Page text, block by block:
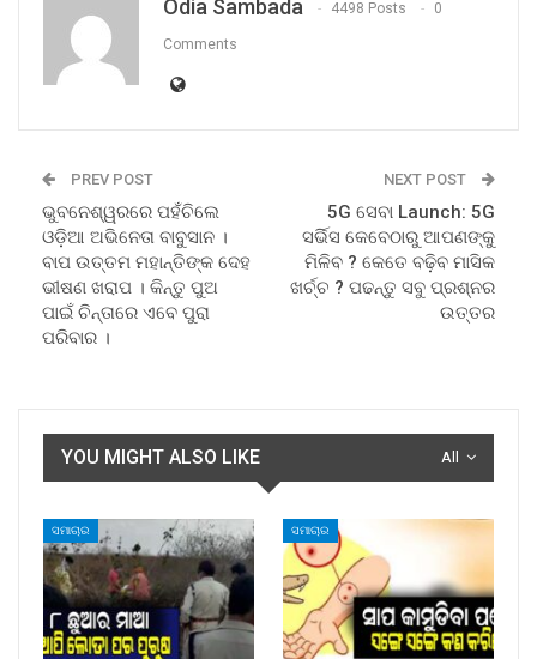
Odia Sambada 4498 Posts 0
Comments
PREV POST
ଭୁବନେଶ୍ୱରରେ ପହଁଚିଲେ
ଓଡ଼ିଆ ଅଭିନେତା ବାବୁସାନ ।
ବାପ ଉତ୍ତମ ମହାନ୍ତିଙ୍କ ଦେହ
ଭୀଷଣ ଖରାପ । କିନ୍ତୁ ପୁଅ
ପାଇଁ ଚିନ୍ତାରେ ଏବେ ପୁରା
ପରିବାର ।
NEXT POST
5G ସେବା Launch: 5G
ସର୍ଭିସ କେବେଠାରୁ ଆପଣଙ୍କୁ
ମିଳିବ ? କେତେ ବଢ଼ିବ ମାସିକ
ଖର୍ଚ୍ଚ ? ପଢନ୍ତୁ ସବୁ ପ୍ରଶ୍ନର
ଉତ୍ତର
All
YOU MIGHT ALSO LIKE
ସମାଚାର ସମାଚାର